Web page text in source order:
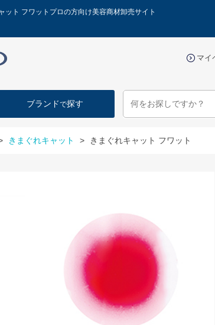
ット フワットプロの方向け美容商材卸売サイト
マイ
ブランドで探す
きまぐれキャット > きまぐれキャット フワット